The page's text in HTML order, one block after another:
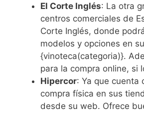
El Corte Inglés: La otra
centros comerciales de
Corte Inglés, donde
modelos y opciones en
{vinoteca(categoria)}.
para la compra online, si
Hipercor: Ya que cuenta
compra física en sus
desde su web. Ofrece